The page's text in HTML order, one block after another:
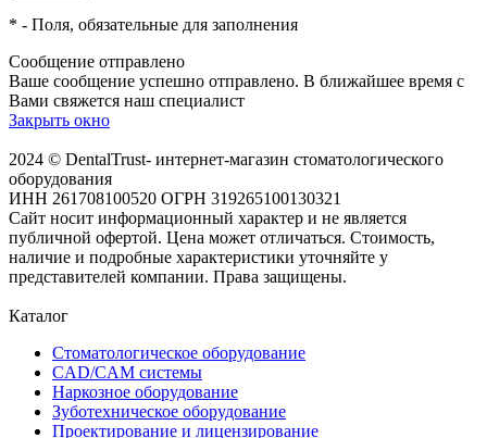
* - Поля, обязательные для заполнения
Сообщение отправлено
Ваше сообщение успешно отправлено. В ближайшее время с
Вами свяжется наш специалист
Закрыть окно
2024 © DentalTrust- интернет-магазин стоматологического
оборудования
ИНН 261708100520 ОГРН 319265100130321
Сайт носит информационный характер и не является
публичной офертой. Цена может отличаться. Стоимость,
наличие и подробные характеристики уточняйте у
представителей компании. Права защищены.
Каталог
Стоматологическое оборудование
CAD/CAM системы
Наркозное оборудование
Зуботехническое оборудование
Проектирование и лицензирование